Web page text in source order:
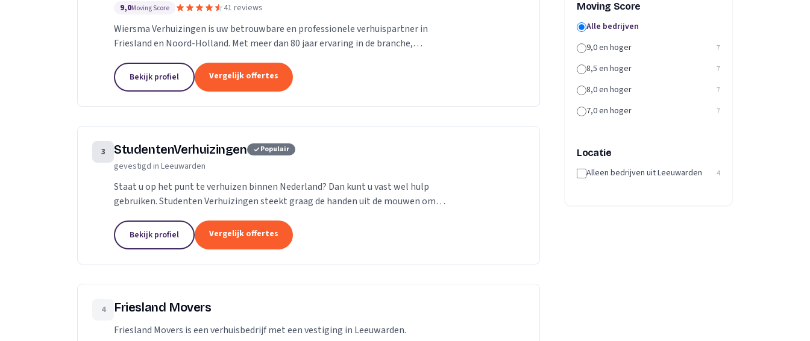
9,0Moving Score 41 reviews
Wiersma Verhuizingen is uw betrouwbare en professionele verhuispartner in
Friesland en Noord-Holland. Met meer dan 80 jaar ervaring in de branche,
Bekijk profiel Vergelijk offertes
3 StudentenVerhuizingen Populair
gevestigd in Leeuwarden
Staat u op het punt te verhuizen binnen Nederland? Dan kunt u vast wel hulp
gebruiken. Studenten Verhuizingen steekt graag de handen uit de mouwen om
Bekijk profiel Vergelijk offertes
4 Friesland Movers
Friesland Movers is een verhuisbedrijf met een vestiging in Leeuwarden.
Moving Score
Alle bedrijven
9,0 en hoger
7
8,5 en hoger 7
8,0 en hoger 7
7,0 en hoger 7
Locatie
Alleen bedrijven uit Leeuwarden 4